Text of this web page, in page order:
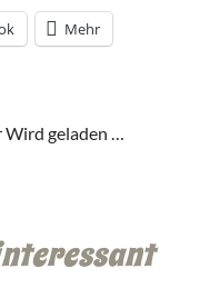
Mehr
Wird geladen …